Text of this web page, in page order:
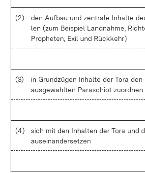
(2)
den Auf­bau und zen­tra­le In­hal­te
len (zum Bei­spiel Land­nah­me,
Pro­phe­ten, Exil und Rück­kehr)
(3)
in Grund­zü­gen In­hal­te der To­ra
aus­ge­wähl­ten Pa­ra­schi­ot zu­ord­nen
(4)
sich mit den In­hal­ten der To­ra und
aus­ein­an­der­set­zen